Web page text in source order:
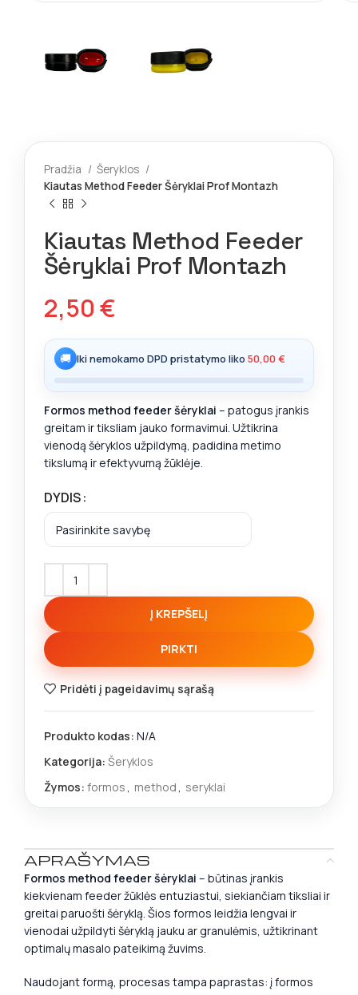
Pradžia
Šeryklos
Kiautas Method Feeder Šėryklai Prof Montazh
Kiautas Method Feeder
Šėryklai Prof Montazh
2,50€
🚚 Iki nemokamo DPD pristatymo liko 50,00€
Formos method feeder šėryklai – patogus įrankis
greitam ir tiksliam jauko formavimui. Užtikrina
vienodą šėryklos užpildymą, padidina metimo
tikslumą ir efektyvumą žūklėje.
DYDIS
Į KREPŠELĮ
PIRKTI
Pridėti į pageidavimų sąrašą
Produkto kodas: N/A
Kategorija: Šeryklos
Žymos: formos, method, seryklai
APRAŠYMAS
Formos method feeder šėryklai – būtinas įrankis
kiekvienam feeder žūklės entuziastui, siekiančiam tiksliai ir
greitai paruošti šėryklą. Šios formos leidžia lengvai ir
vienodai užpildyti šėryklą jauku ar granulėmis, užtikrinant
optimalų masalo pateikimą žuvims.
Naudojant formą, procesas tampa paprastas: į formos